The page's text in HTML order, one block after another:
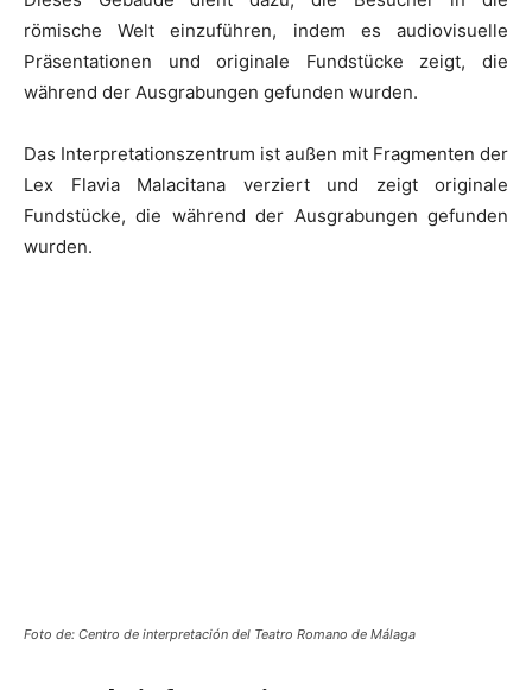
römische Welt einzuführen, indem es audiovisuelle
Präsentationen und originale Fundstücke zeigt, die
während der Ausgrabungen gefunden wurden.
Das Interpretationszentrum ist außen mit Fragmenten der
Lex Flavia Malacitana verziert und zeigt originale
Fundstücke, die während der Ausgrabungen gefunden
wurden.
Foto de: Centro de interpretación del Teatro Romano de Málaga